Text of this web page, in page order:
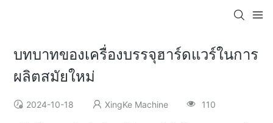
บทบาทของเครื่องบรรจุฮาร์ดแวร์ในการ
ผลิตสมัยใหม่
2024-10-18 XingKe Machine 110